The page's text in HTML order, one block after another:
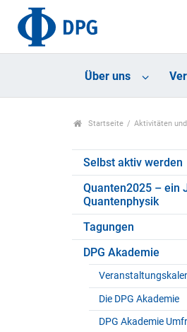
Über uns
Startseite Aktivitäten
Selbst aktiv werden
Quanten2025 – ein
Quantenphysik
Tagungen
DPG Akademie
Die DPG Akademie
DPG Akademie